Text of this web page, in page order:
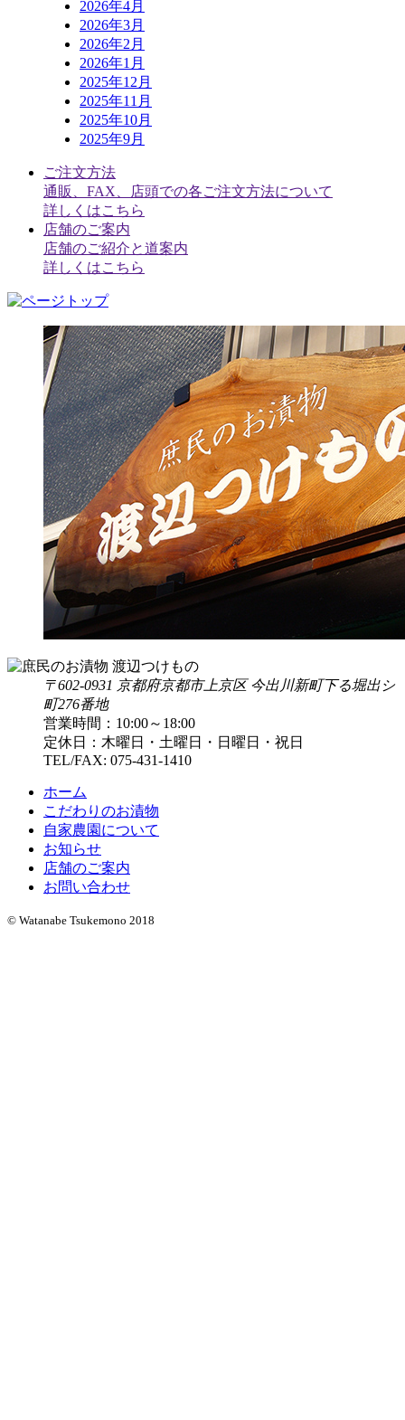
2026年4月
2026年3月
2026年2月
2026年1月
2025年12月
2025年11月
2025年10月
2025年9月
ご注文方法
通販、FAX、店頭での各ご注文方法について
詳しくはこちら
店舗のご案内
店舗のご紹介と道案内
詳しくはこちら
〒602-0931 京都府京都市上京区 今出川新町下る堀出シ
町276番地
営業時間：10:00～18:00
定休日：木曜日・土曜日・日曜日・祝日
TEL/FAX: 075-431-1410
ホーム
こだわりのお漬物
自家農園について
お知らせ
店舗のご案内
お問い合わせ
© Watanabe Tsukemono 2018